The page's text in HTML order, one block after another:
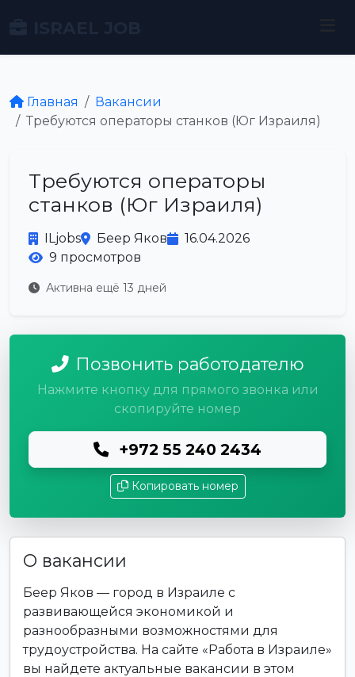
Главная
Вакансии
Требуются операторы станков (Юг Израиля)
Требуются операторы
станков (Юг Израиля)
ILjobs Беер Яков
16.04.2026
9 просмотров
Активна ещё 13 дней
Позвонить работодателю
Нажмите кнопку для прямого звонка или
скопируйте номер
+972 55 240 2434
Копировать номер
О вакансии
Беер Яков — город в Израиле с
развивающейся экономикой и
разнообразными возможностями для
трудоустройства. На сайте «Работа в Израиле»
вы найдете актуальные вакансии в этом